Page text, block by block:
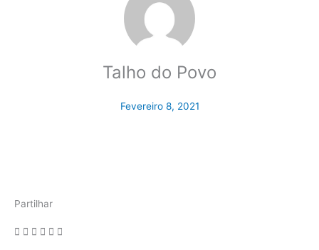
Talho do Povo
Fevereiro 8, 2021
Partilhar